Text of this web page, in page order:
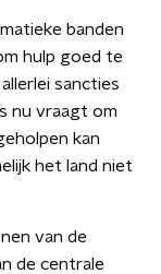
banden
hulp goed te
sancties
nu vraagt om
kan
het land niet
van de
de centrale